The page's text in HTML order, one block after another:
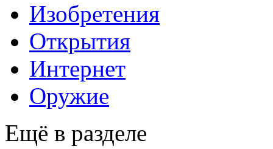
Изобретения
Открытия
Интернет
Оружие
Ещё в разделе